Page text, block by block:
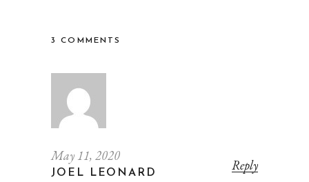
3 COMMENTS
Reply
May 11, 2020
JOEL LEONARD